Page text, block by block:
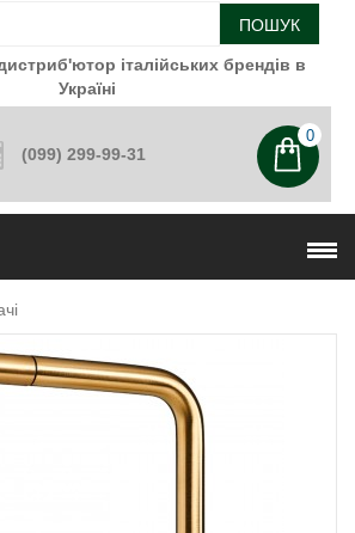
ПОШУК
італійських брендів в
Україні
(099) 299-99-31
0